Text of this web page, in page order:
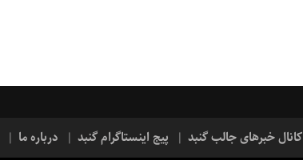
کانال خبرهای جالب گنبد پیج اینستاگرام گنبد درباره ما